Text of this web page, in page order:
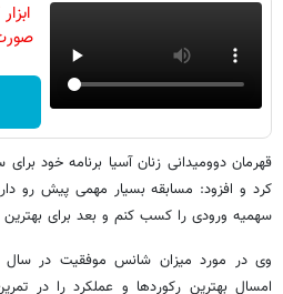
کرد و افزود: مسابقه بسیار مهمی پیش رو
سهمیه ورودی را کسب کنم و بعد برای بهترین
وی در مورد میزان شانس موفقیت در سال
امسال بهترین رکوردها و عملکرد را در